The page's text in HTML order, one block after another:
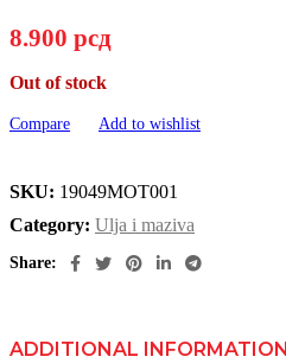
8.900 рсд
Out of stock
Compare Add to wishlist
SKU: 19049MOT001
Category: Ulja i maziva
Share:
ADDITIONAL INFORMATION